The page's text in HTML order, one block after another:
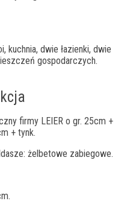
kuchnia, dwie łazienki, dwie
gospodarczych.
firmy LEIER o gr. 25cm +
+ tynk.
żelbetowe zabiegowe.